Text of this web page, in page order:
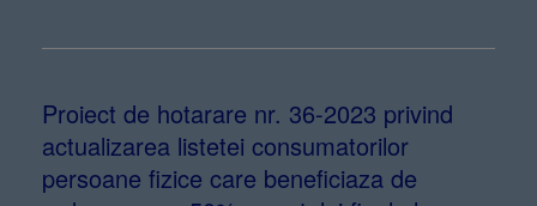
Proiect de hotarare nr. 36-2023 privind
actualizarea listetei consumatorilor
persoane fizice care beneficiaza de